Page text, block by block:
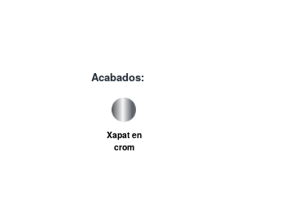
Acabados:
Xapat en
crom